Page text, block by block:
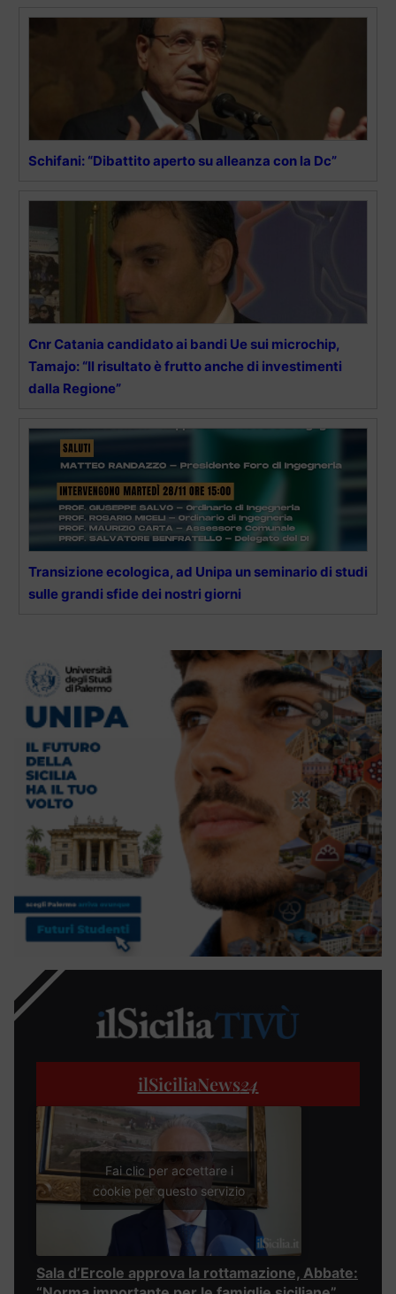
Schifani: “Dibattito aperto su alleanza con la Dc”
Cnr Catania candidato ai bandi Ue sui microchip,
Tamajo: “Il risultato è frutto anche di investimenti
dalla Regione”
Transizione ecologica, ad Unipa un seminario di studi
sulle grandi sfide dei nostri giorni
ilSiciliaNews24
Fai clic per accettare i
cookie per questo servizio
Sala d’Ercole approva la rottamazione, Abbate: